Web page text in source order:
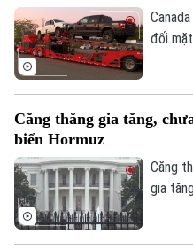
đối
Căng thẳng gia tăng,
biển Hormuz
Căng
gia